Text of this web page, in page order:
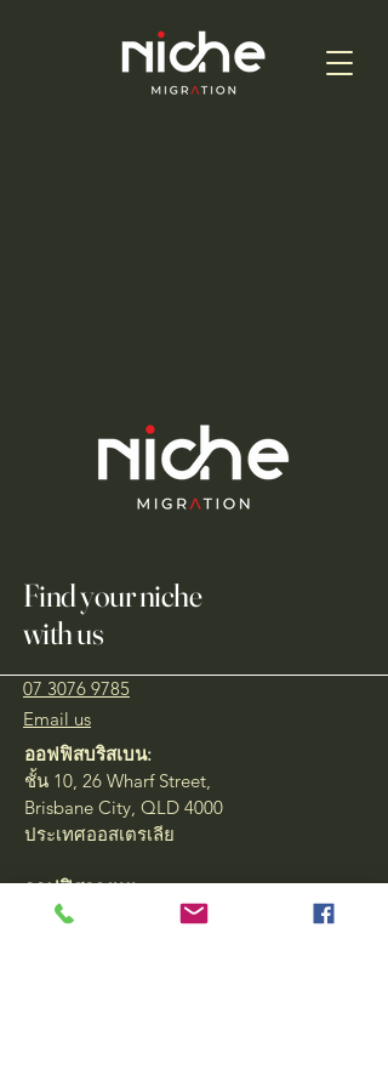
Find your niche
with us
07 3076 9785
Email us
ออฟฟิสบริสเบน:
ชั้น 10, 26 Wharf Street,
Brisbane City, QLD 4000
ประเทศออสเตรเลีย
ออฟฟิสกรุงเทพ:
ชั้น 18, 87/139-140